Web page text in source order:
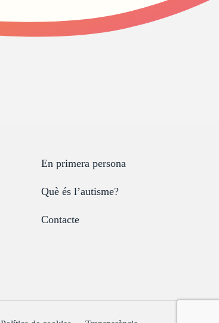
En primera persona
Què és l’autisme?
Contacte